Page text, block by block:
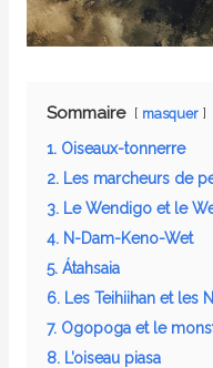
Sommaire masquer
1. Oiseaux-tonnerre
2. Les marcheurs de
3. Le Wendigo et le
4. N-Dam-Keno-Wet
5. Átahsaia
6. Les Teihiihan et les
7. Ogopoga et le
8. L’oiseau piasa